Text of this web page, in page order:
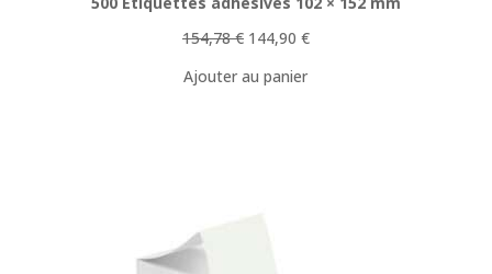
154,78€ Le
initial
144,90 €Le
Ajouter au panier